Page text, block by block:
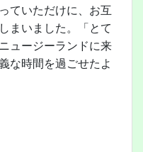
ていただけに、お互
まいました。「とて
ュージーランドに来
な時間を過ごせたよ